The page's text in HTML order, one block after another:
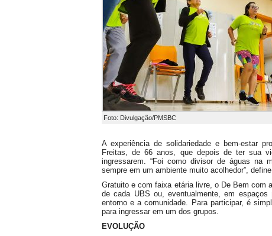
Foto: Divulgação/PMSBC
A experiência de solidariedade e bem-estar
Freitas, de 66 anos, que depois de ter sua
ingressarem. “Foi como divisor de águas na
sempre em um ambiente muito acolhedor”,
Gratuito e com faixa etária livre, o De Bem com
de cada UBS ou, eventualmente, em
entorno e a comunidade. Para participar, é
para ingressar em um dos grupos.
EVOLUÇÃO